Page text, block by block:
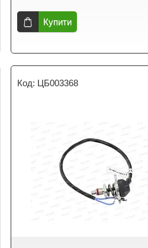
Купити
ЦБ003368